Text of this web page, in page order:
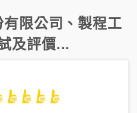
限公司 、製程工
及評價...